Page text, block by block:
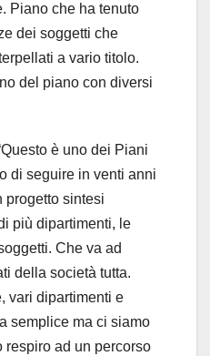
Piano che ha tenuto
dei soggetti che
a vario titolo.
del piano con diversi
è uno dei Piani
di seguire in venti anni
progetto sintesi
più dipartimenti, le
Che va ad
della società tutta.
vari dipartimenti e
semplice ma ci siamo
respiro ad un percorso